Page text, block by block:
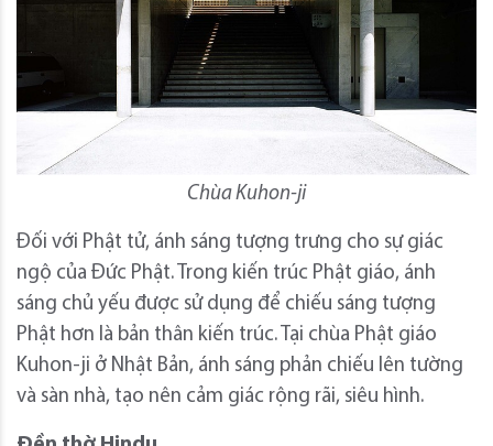
Chùa Kuhon-ji
Đối với Phật tử, ánh sáng tượng trưng cho sự giác
ngộ của Đức Phật. Trong kiến ​​trúc Phật giáo, ánh
sáng chủ yếu được sử dụng để chiếu sáng tượng
Phật hơn là bản thân kiến ​​trúc. Tại chùa Phật giáo
Kuhon-ji ở Nhật Bản, ánh sáng phản chiếu lên tường
và sàn nhà, tạo nên cảm giác rộng rãi, siêu hình.